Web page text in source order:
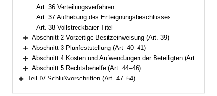
Art. 36 Verteilungsverfahren
Art. 37 Aufhebung des Enteignungsbeschlusses
Art. 38 Vollstreckbarer Titel
Bereich erweitern
Abschnitt 2 Vorzeitige Besitzeinweisung (Art. 39)
Bereich erweitern
Abschnitt 3 Planfeststellung (Art. 40–41)
Bereich erweitern
Abschnitt 4 Kosten und Aufwendungen der Beteiligten (Art. 42–43)
Bereich erweitern
Abschnitt 5 Rechtsbehelfe (Art. 44–46)
Teil IV Schlußvorschriften (Art. 47–54)